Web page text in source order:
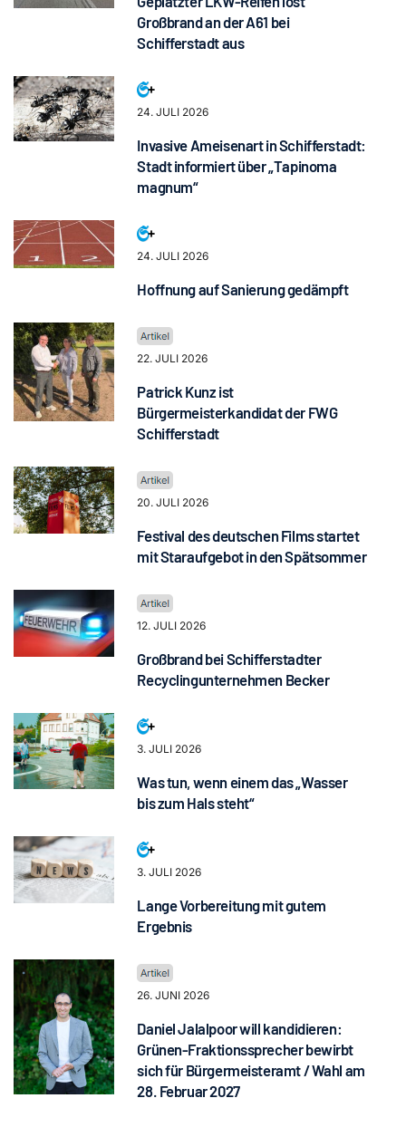
Großbrand an der A61 bei
Schifferstadt aus
24. JULI 2026
Invasive Ameisenart in Schifferstadt:
Stadt informiert über „Tapinoma
magnum“
24. JULI 2026
Hoffnung auf Sanierung gedämpft
22. JULI 2026
Patrick Kunz ist
Bürgermeisterkandidat der FWG
Schifferstadt
20. JULI 2026
Festival des deutschen Films startet
mit Staraufgebot in den Spätsommer
12. JULI 2026
Großbrand bei Schifferstadter
Recyclingunternehmen Becker
3. JULI 2026
Was tun, wenn einem das „Wasser
bis zum Hals steht“
3. JULI 2026
Lange Vorbereitung mit gutem
Ergebnis
26. JUNI 2026
Daniel Jalalpoor will kandidieren:
Grünen-Fraktionssprecher bewirbt
sich für Bürgermeisteramt / Wahl am
28. Februar 2027